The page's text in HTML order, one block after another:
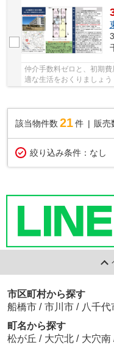
仲介手数料ゼロと、初期
適な生活をおくりましょ
該当物件数 21件 販売
絞り込み条件： なし
市区町村から探す
船橋市 / 市川市 / 八千代
町名から探す
松が丘 / 大穴北 / 大穴南